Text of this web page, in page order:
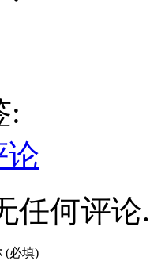
:
论
任何评论.
(必填)